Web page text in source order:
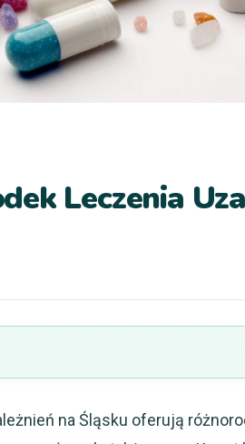
Leczenia
na Śląsku oferują